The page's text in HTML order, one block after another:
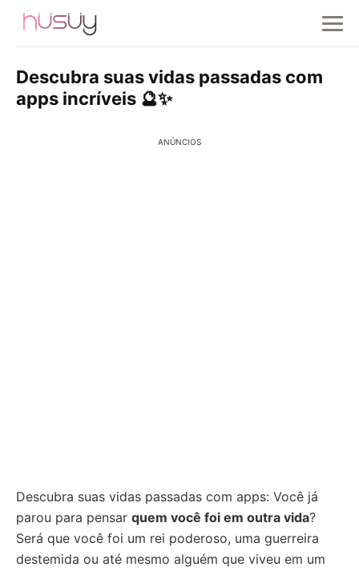
Descubra suas vidas passadas com
apps incríveis 🔮✨
ANÚNCIOS
Descubra suas vidas passadas com apps: Você já
parou para pensar quem você foi em outra vida?
Será que você foi um rei poderoso, uma guerreira
destemida ou até mesmo alguém que viveu em um